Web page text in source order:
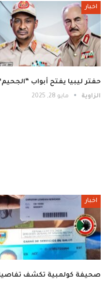
اخبار
حفتر ليبيا يفتح أبواب
الزاوية مايو 28, 2025
اخبار
صحيفة كولمبية تكشف تفاصيل